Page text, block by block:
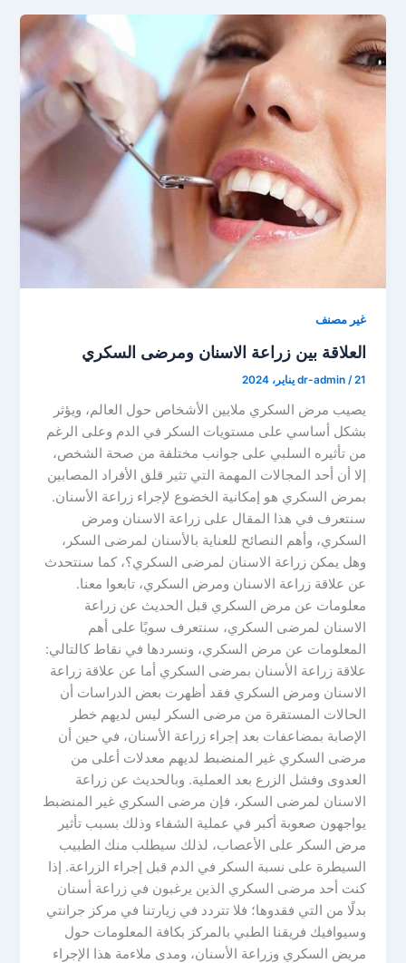
غير مصنف
العلاقة بين زراعة الاسنان ومرضى السكري
dr-admin /21 يناير، 2024
يصيب مرض السكري ملايين الأشخاص حول العالم، ويؤثر
بشكل أساسي على مستويات السكر في الدم وعلى الرغم
من تأثيره السلبي على جوانب مختلفة من صحة الشخص،
إلا أن أحد المجالات المهمة التي تثير قلق الأفراد المصابين
بمرض السكري هو إمكانية الخضوع لإجراء زراعة الأسنان.
سنتعرف في هذا المقال على زراعة الاسنان ومرض
السكري، وأهم النصائح للعناية بالأسنان لمرضى السكر،
وهل يمكن زراعة الاسنان لمرضى السكري؟، كما سنتحدث
عن علاقة زراعة الاسنان ومرض السكري، تابعوا معنا.
معلومات عن مرض السكري قبل الحديث عن زراعة
الاسنان لمرضى السكري، سنتعرف سويًا على أهم
المعلومات عن مرض السكري، ونسردها في نقاط كالتالي:
علاقة زراعة الأسنان بمرضى السكري أما عن علاقة زراعة
الاسنان ومرض السكري فقد أظهرت بعض الدراسات أن
الحالات المستقرة من مرضى السكر ليس لديهم خطر
الإصابة بمضاعفات بعد إجراء زراعة الأسنان، في حين أن
مرضى السكري غير المنضبط لديهم معدلات أعلى من
العدوى وفشل الزرع بعد العملية. وبالحديث عن زراعة
الاسنان لمرضى السكر، فإن مرضى السكري غير المنضبط
يواجهون صعوبة أكبر في عملية الشفاء وذلك بسبب تأثير
مرض السكر على الأعصاب، لذلك سيطلب منك الطبيب
السيطرة على نسبة السكر في الدم قبل إجراء الزراعة. إذا
كنت أحد مرضى السكري الذين يرغبون في زراعة أسنان
بدلًا من التي فقدوها؛ فلا تتردد في زيارتنا في مركز جرانتي
وسيوافيك فريقنا الطبي بالمركز بكافة المعلومات حول
مريض السكري وزراعة الأسنان، ومدى ملاءمة هذا الإجراء